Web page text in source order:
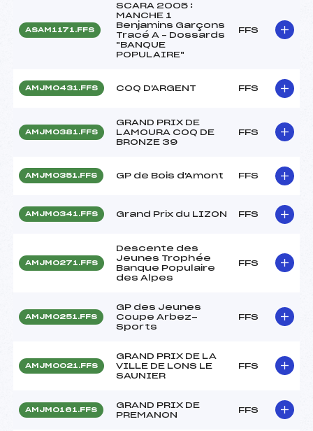
ASAM1171.FFS
SCARA 2005 :
MANCHE 1
Benjamins Garçons
Tracé A – Dossards
"BANQUE
POPULAIRE"
FFS
AMJM0431.FFS COQ D'ARGENT FFS
AMJM0381.FFS
GRAND PRIX DE
LAMOURA COQ DE
BRONZE 39
FFS
AMJM0351.FFS GP de Bois d'Amont FFS
AMJM0341.FFS Grand Prix du LIZON FFS
AMJM0271.FFS
Descente des
Jeunes Trophée
Banque Populaire
des Alpes
FFS
AMJM0251.FFS
GP des Jeunes
Coupe Arbez-
Sports
FFS
AMJM0021.FFS
GRAND PRIX DE LA
VILLE DE LONS LE
SAUNIER
FFS
AMJM0161.FFS
GRAND PRIX DE
PREMANON
FFS